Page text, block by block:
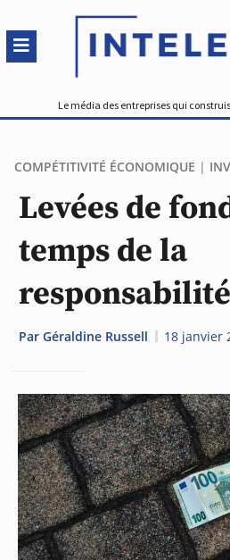
Le média des entreprises qui
COMPÉTITIVITÉ ÉCONOMIQUE |
Levées de
temps de la
responsabilité
Par Géraldine Russell 18 janvier